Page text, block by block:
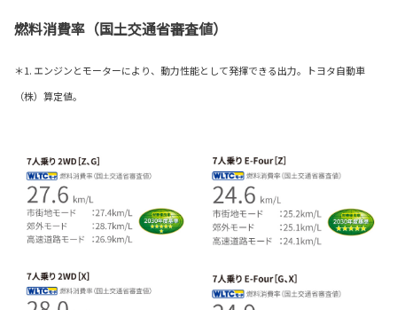
燃料消費率（国土交通省審査値）
＊1. エンジンとモーターにより、動力性能として発揮できる出力。トヨタ自動車
（株）算定値。